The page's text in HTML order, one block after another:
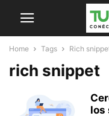
Home Tags Rich
rich snippet
los